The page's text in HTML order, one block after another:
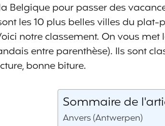
Belgique pour passer des
les 10 plus belles villes du
notre classement. On vous
entre parenthèse). Ils sont
bonne biture.
Sommaire de
Anvers (Antwerpen)